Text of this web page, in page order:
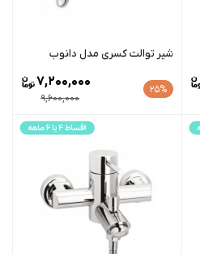
شیر توالت کسری مدل دانوب
25%
9,600,000
7,200,000